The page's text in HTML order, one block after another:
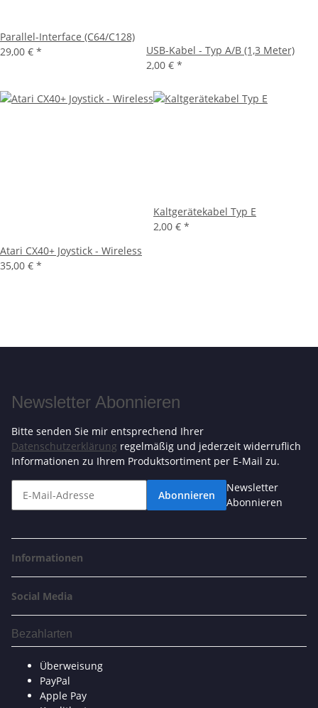
Parallel-Interface (C64/C128)
29,00 € *
USB-Kabel - Typ A/B (1,3 Meter)
2,00 € *
Atari CX40+ Joystick - Wireless
35,00 € *
Kaltgerätekabel Typ E
2,00 € *
Newsletter Abonnieren
Bitte senden Sie mir entsprechend Ihrer
Datenschutzerklärung regelmäßig und jederzeit widerruflich
Informationen zu Ihrem Produktsortiment per E-Mail zu.
Abonnieren
Newsletter
Abonnieren
Informationen
Social Media
Bezahlarten
Überweisung
PayPal
Apple Pay